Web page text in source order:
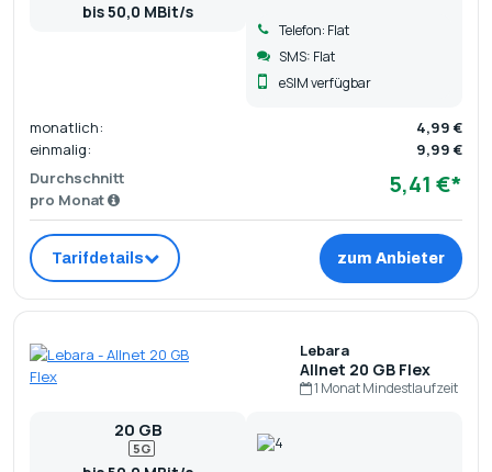
bis 50,0 MBit/s
Telefon: Flat
SMS: Flat
eSIM verfügbar
monatlich:
4,99 €
einmalig:
9,99 €
Durchschnitt
pro Monat
5,41 €*
Tarifdetails zum Anbieter
Lebara
Allnet 20 GB Flex
1 Monat Mindestlaufzeit
20 GB
5G